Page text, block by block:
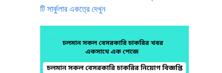
টি সার্কুলার একত্রে দেখুন